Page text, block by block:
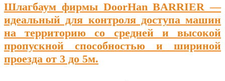
Шлагбаум фирмы DoorHan BARRIER —
идеальный для контроля доступа машин
на территорию со средней и высокой
пропускной способностью и шириной
проезда от 3 до 5м.